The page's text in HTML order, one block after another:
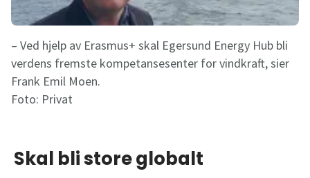
– Ved hjelp av Erasmus+ skal Egersund Energy Hub bli
verdens fremste kompetansesenter for vindkraft, sier
Frank Emil Moen.
Foto: Privat
Skal bli store globalt